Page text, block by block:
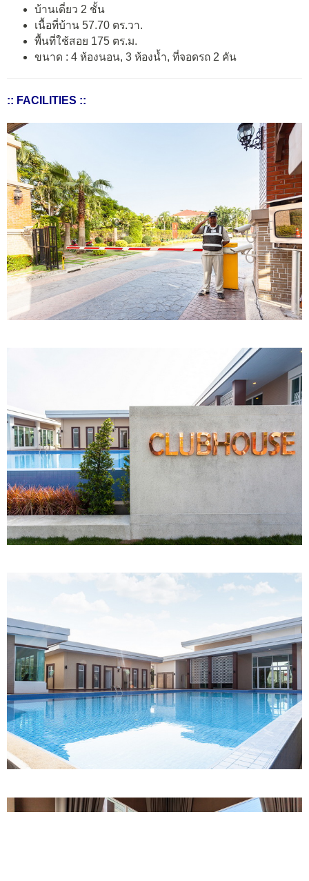
บ้านเดี่ยว 2 ชั้น
เนื้อที่บ้าน 57.70 ตร.วา.
พื้นที่ใช้สอย 175 ตร.ม.
ขนาด : 4 ห้องนอน, 3 ห้องน้ำ, ที่จอดรถ 2 คัน
:: FACILITIES ::